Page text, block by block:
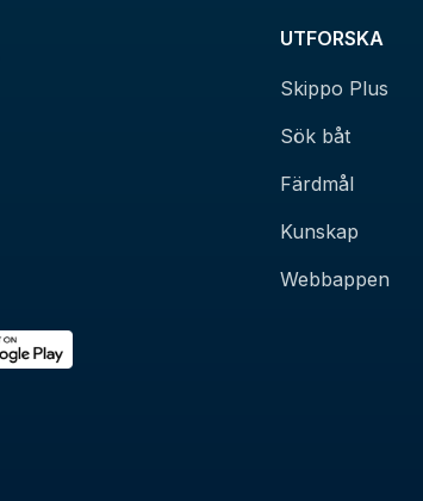
UTFORSKA
Skippo Plus
Sök båt
Färdmål
Kunskap
Webbappen